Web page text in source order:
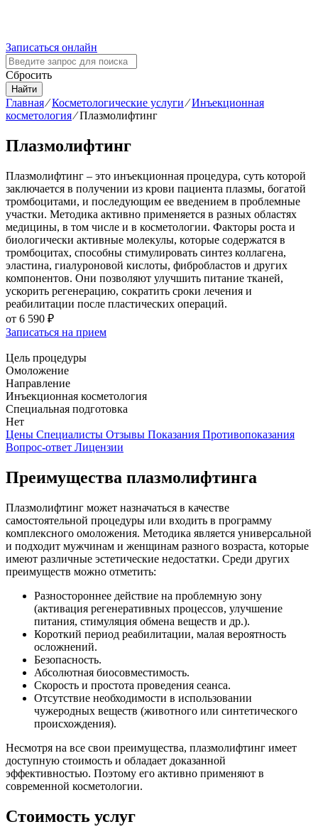
Записаться онлайн
Сбросить
Найти
Главная⁄Косметологические услуги⁄Инъекционная
косметология⁄Плазмолифтинг
Плазмолифтинг
Плазмолифтинг – это инъекционная процедура, суть которой
заключается в получении из крови пациента плазмы, богатой
тромбоцитами, и последующим ее введением в проблемные
участки. Методика активно применяется в разных областях
медицины, в том числе и в косметологии. Факторы роста и
биологически активные молекулы, которые содержатся в
тромбоцитах, способны стимулировать синтез коллагена,
эластина, гиалуроновой кислоты, фибробластов и других
компонентов. Они позволяют улучшить питание тканей,
ускорить регенерацию, сократить сроки лечения и
реабилитации после пластических операций.
от 6 590 ₽
Записаться на прием
Цель процедуры
Омоложение
Направление
Инъекционная косметология
Специальная подготовка
Нет
Цены Специалисты Отзывы Показания Противопоказания
Вопрос-ответ Лицензии
Преимущества плазмолифтинга
Плазмолифтинг может назначаться в качестве
самостоятельной процедуры или входить в программу
комплексного омоложения. Методика является универсальной
и подходит мужчинам и женщинам разного возраста, которые
имеют различные эстетические недостатки. Среди других
преимуществ можно отметить:
Разностороннее действие на проблемную зону
(активация регенеративных процессов, улучшение
питания, стимуляция обмена веществ и др.).
Короткий период реабилитации, малая вероятность
осложнений.
Безопасность.
Абсолютная биосовместимость.
Скорость и простота проведения сеанса.
Отсутствие необходимости в использовании
чужеродных веществ (животного или синтетического
происхождения).
Несмотря на все свои преимущества, плазмолифтинг имеет
доступную стоимость и обладает доказанной
эффективностью. Поэтому его активно применяют в
современной косметологии.
Стоимость услуг